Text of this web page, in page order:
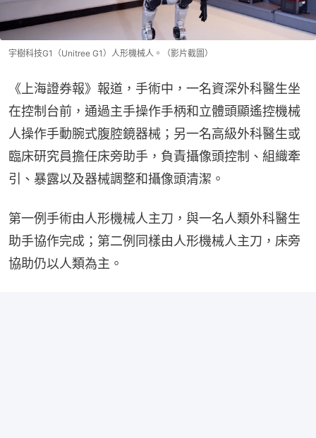
宇樹科技G1（Unitree G1）人形機械人。（影片截圖）
《上海證券報》報道，手術中，一名資深外科醫生坐
在控制台前，通過主手操作手柄和立體頭顯遙控機械
人操作手動腕式腹腔鏡器械；另一名高級外科醫生或
臨床研究員擔任床旁助手，負責攝像頭控制、組織牽
引、暴露以及器械調整和攝像頭清潔。
第一例手術由人形機械人主刀，與一名人類外科醫生
助手協作完成；第二例同樣由人形機械人主刀，床旁
協助仍以人類為主。